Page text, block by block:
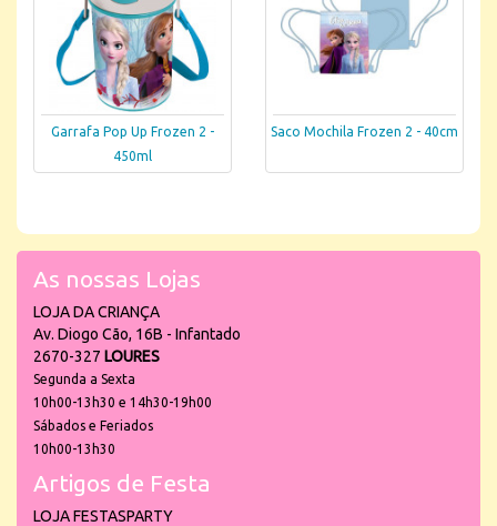
Garrafa Pop Up Frozen 2 -
450ml
Saco Mochila Frozen 2 - 40cm
As nossas Lojas
LOJA DA CRIANÇA
Av. Diogo Cão, 16B - Infantado
2670-327 LOURES
Segunda a Sexta
10h00-13h30 e 14h30-19h00
Sábados e Feriados
10h00-13h30
Artigos de Festa
LOJA FESTASPARTY